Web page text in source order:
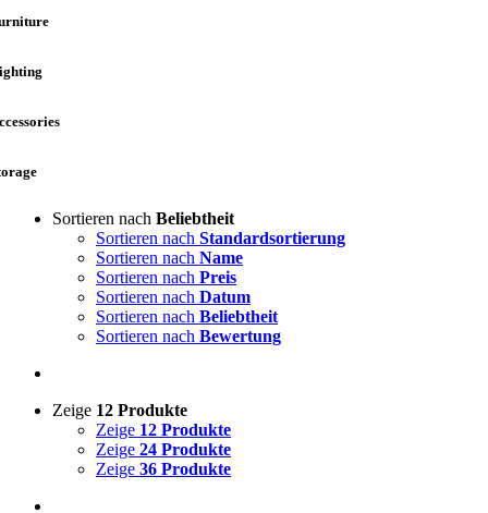
Sortieren nach Beliebtheit
Sortieren nach Standardsortierung
Sortieren nach Name
Sortieren nach Preis
Sortieren nach Datum
Sortieren nach Beliebtheit
Sortieren nach Bewertung
Zeige 12 Produkte
Zeige 12 Produkte
Zeige 24 Produkte
Zeige 36 Produkte